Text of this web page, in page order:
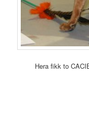
Hera fikk to